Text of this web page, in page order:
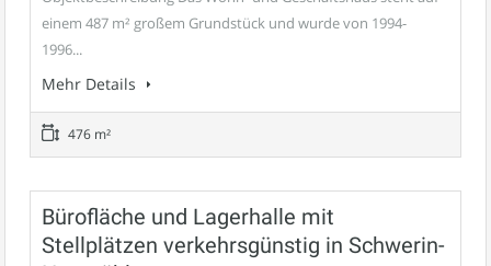
einem 487 m² großem Grundstück und wurde von 1994-
1996...
Mehr Details
476 m²
Bürofläche und Lagerhalle mit
Stellplätzen verkehrsgünstig in Schwerin-